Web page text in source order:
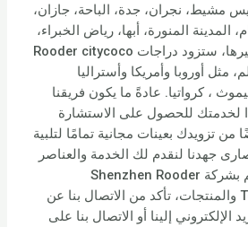
مشيط، نجران، جدة، الباحة، جازان،
المدينة المنورة، أبها، رياض الخبراء،
الدرعية، حوطة سدير وغيرها، ستزود دراجات Rooder citycoco
مثل أوروبا وأمريكا وأستراليا
، كرواتيا. عادةً ما يكون فريقنا
لخدمتك للحصول على الاستشارة
من تزويدك بعينات مجانية تمامًا لتلبية
جهدنا لنقدم لك الخدمة والعناصر
المثالية. لأي شخص مهتم بشركة Shenzhen Rooder
Technology Co Limited والمنتجات، تأكد من الاتصال بنا عن
إلينا أو الاتصال بنا على